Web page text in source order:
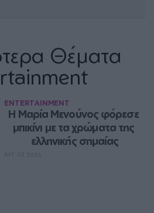
Θέματα
ENTERTAINMENT
Η Μαρία Μενούνος φόρεσε
μπικίνι με τα χρώματα της
ελληνικής σημαίας